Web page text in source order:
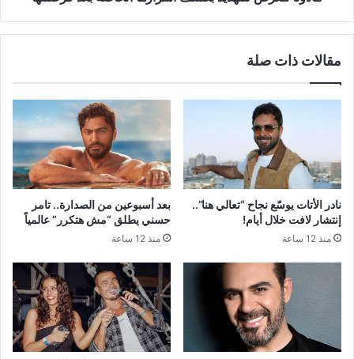
مقالات ذات صلة
نادر الأتات يوسّع نجاح “تعالي هنا”..
إنتشار لافت خلال أيام!
منذ 12 ساعة
بعد أسبوعين من الصدارة.. تامر
حسني يطلق “مش هتكرر” عالمياً
منذ 12 ساعة